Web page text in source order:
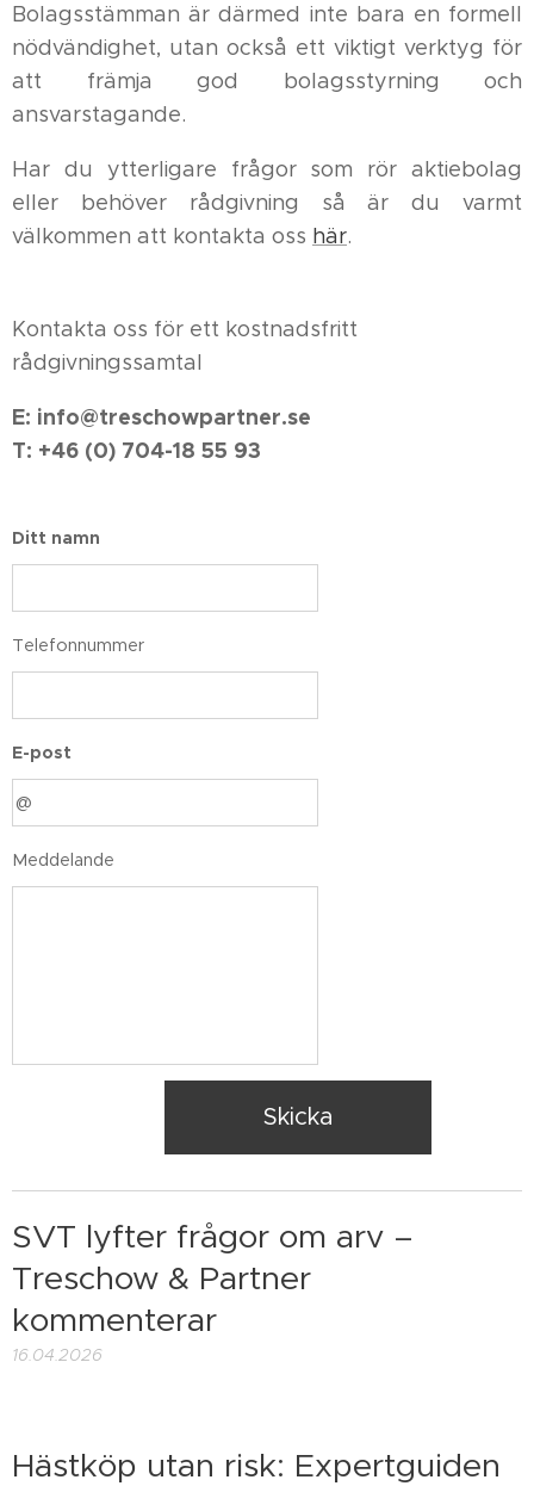
Bolagsstämman är därmed inte bara en formell
nödvändighet, utan också ett viktigt verktyg för
att främja god bolagsstyrning och
ansvarstagande.
Har du ytterligare frågor som rör aktiebolag
eller behöver rådgivning så är du varmt
välkommen att kontakta oss här.
Kontakta oss för ett kostnadsfritt
rådgivningssamtal
E: info@treschowpartner.se
T: +46 (0) 704-18 55 93
Ditt namn
Telefonnummer
E-post
Meddelande
Skicka
SVT lyfter frågor om arv –
Treschow & Partner
kommenterar
16.04.2026
Hästköp utan risk: Expertguiden